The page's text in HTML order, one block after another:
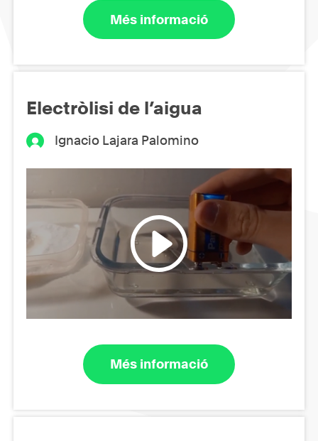
Més informació
Electròlisi de l’aigua
Ignacio Lajara Palomino
Més informació